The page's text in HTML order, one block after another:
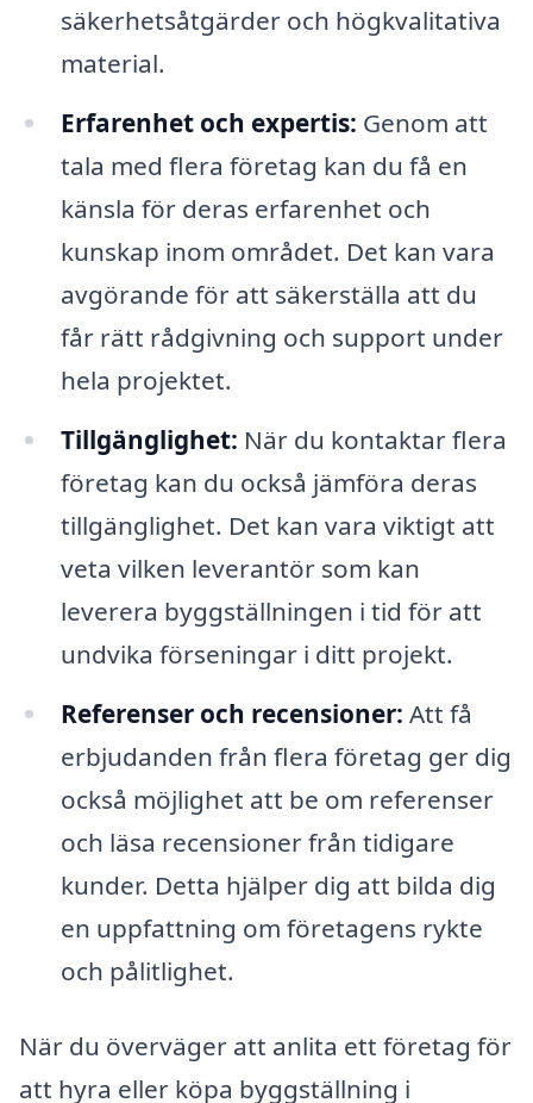
säkerhetsåtgärder och högkvalitativa
material.
Erfarenhet och expertis: Genom att
tala med flera företag kan du få en
känsla för deras erfarenhet och
kunskap inom området. Det kan vara
avgörande för att säkerställa att du
får rätt rådgivning och support under
hela projektet.
Tillgänglighet: När du kontaktar flera
företag kan du också jämföra deras
tillgänglighet. Det kan vara viktigt att
veta vilken leverantör som kan
leverera byggställningen i tid för att
undvika förseningar i ditt projekt.
Referenser och recensioner: Att få
erbjudanden från flera företag ger dig
också möjlighet att be om referenser
och läsa recensioner från tidigare
kunder. Detta hjälper dig att bilda dig
en uppfattning om företagens rykte
och pålitlighet.
När du överväger att anlita ett företag för
att hyra eller köpa byggställning i